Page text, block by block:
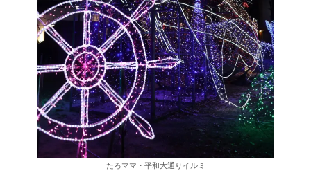
たろママ・平和大通りイルミ